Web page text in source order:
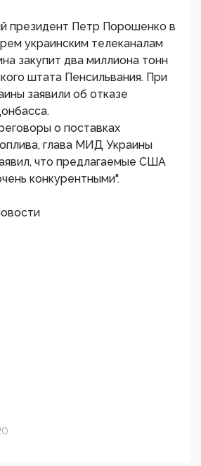
президент Петр Порошенко в
украинским телеканалам
закупит два миллиона тонн
штата Пенсильвания. При
заявили об отказе
о поставках
глава МИД Украины
что предлагаемые США
конкурентными".